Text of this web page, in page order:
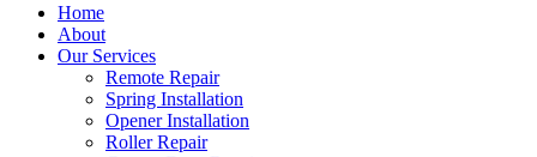
Home
About
Our Services
Remote Repair
Spring Installation
Opener Installation
Roller Repair